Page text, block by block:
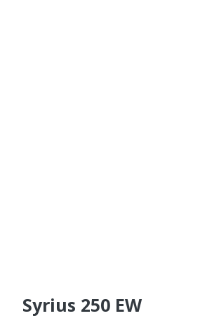
Syrius 250 EW